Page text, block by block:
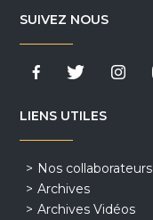
SUIVEZ NOUS
LIENS UTILES
Nos collaborateurs
Archives
Archives Vidéos